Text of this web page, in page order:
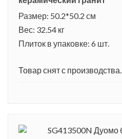
Размер: 50.2*50.2 см
Вес: 32.54 кг
Плиток в упаковке: 6 шт.
Товар снят с производства.